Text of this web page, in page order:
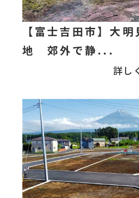
【富士吉田市】大
地 郊外で静...
詳し